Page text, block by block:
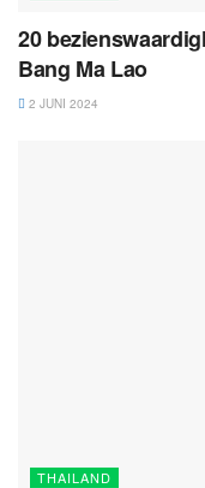
20
Bang Ma Lao
2 JUNI 2024
THAILAND